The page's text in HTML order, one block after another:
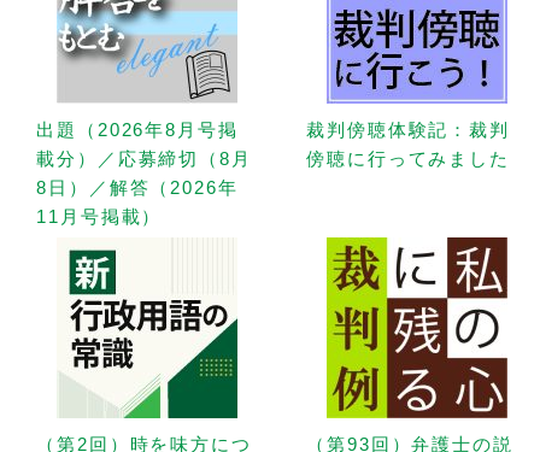
出題（2026年8月号掲
載分）／応募締切（8月
8日）／解答（2026年
11月号掲載）
裁判傍聴体験記：裁判
傍聴に行ってみました
（第2回）時を味方につ
（第93回）弁護士の説